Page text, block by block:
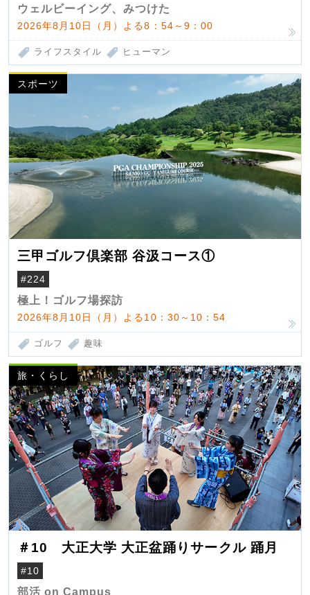
ウェルビーイング、みつけた
2026年8月10日（月）よる8：54～9：00
ライフスタイル ヒューマン
スポーツ
三甲ゴルフ倶楽部 谷汲コース①
#224
極上！ゴルフ場探訪
2026年8月10日（月）よる10：30～10：54
ゴルフ 趣味
旅・くらし
＃10 大正大学 大正盆踊りサークル 踊月
#10
部活 on Campus